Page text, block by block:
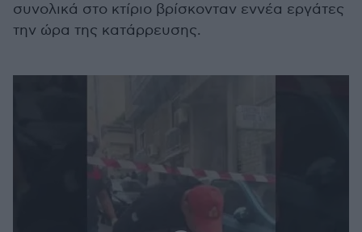
συνολικά στο κτίριο βρίσκονταν εννέα εργάτες
την ώρα της κατάρρευσης.